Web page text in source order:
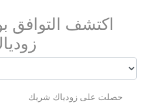
اكتشف التوافق
حصلت على زودياك شريك